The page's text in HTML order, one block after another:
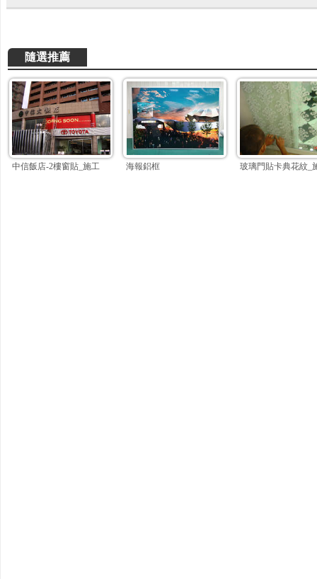
隨選推薦
中信飯店-2樓窗貼_施工 海報鋁框 玻璃門貼卡典花紋_